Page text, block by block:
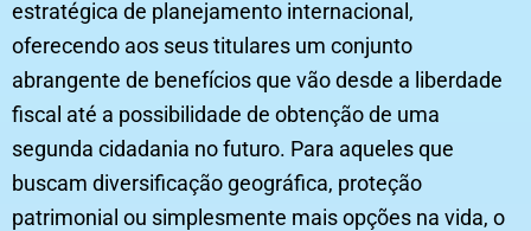
estratégica de planejamento internacional,
oferecendo aos seus titulares um conjunto
abrangente de benefícios que vão desde a liberdade
fiscal até a possibilidade de obtenção de uma
segunda cidadania no futuro. Para aqueles que
buscam diversificação geográfica, proteção
patrimonial ou simplesmente mais opções na vida, o